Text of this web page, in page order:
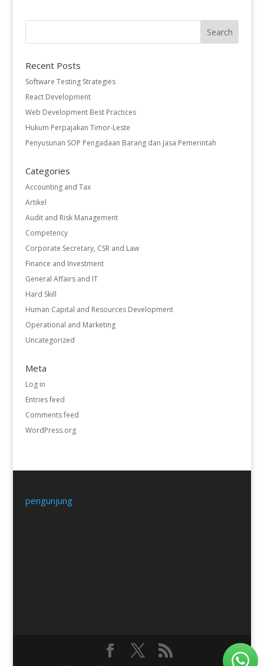
Recent Posts
Software Testing Strategies
React Development
Web Development Best Practices
Hukum Perpajakan Timor-Leste
Penyusunan SOP Pengadaan Barang dan Jasa Pemerintah
Categories
Accounting and Tax
Artikel
Audit and Risk Management
Competency
Corporate Secretary, CSR and Law
Finance and Investment
General Affairs and IT
Hard Skill
Human Capital and Resources Development
Operational and Marketing
Uncategorized
Meta
Log in
Entries feed
Comments feed
WordPress.org
pengunjung